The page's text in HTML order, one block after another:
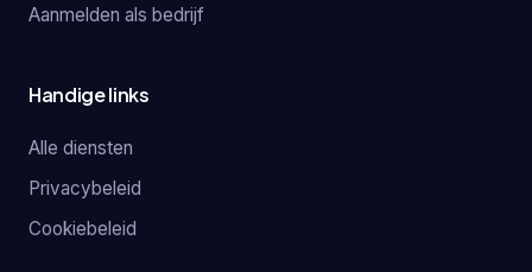
Aanmelden als bedrijf
Handige links
Alle diensten
Privacybeleid
Cookiebeleid